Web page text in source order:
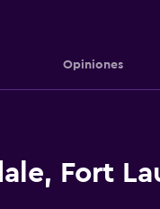
Opiniones
Fort